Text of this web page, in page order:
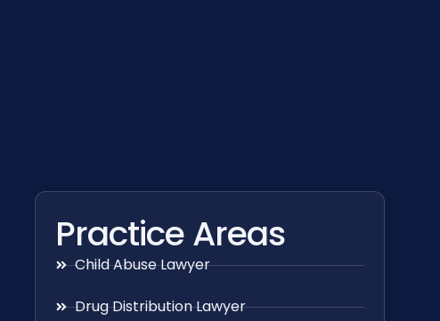
Practice Areas
Child Abuse Lawyer
Drug Distribution Lawyer